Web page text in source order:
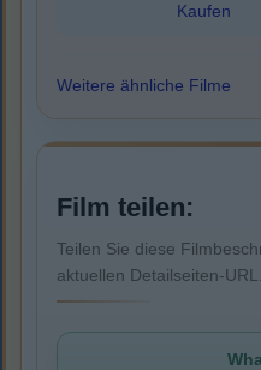
Kaufen
Weitere ähnliche Filme
Film teilen:
Teilen Sie diese
aktuellen Detailseiten-URL.